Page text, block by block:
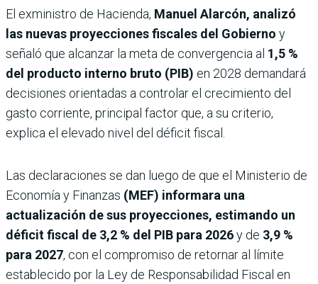
El exministro de Hacienda, Manuel Alarcón, analizó
las nuevas proyecciones fiscales del Gobierno y
señaló que alcanzar la meta de convergencia al 1,5 %
del producto interno bruto (PIB) en 2028 demandará
decisiones orientadas a controlar el crecimiento del
gasto corriente, principal factor que, a su criterio,
explica el elevado nivel del déficit fiscal.
Las declaraciones se dan luego de que el Ministerio de
Economía y Finanzas (MEF) informara una
actualización de sus proyecciones, estimando un
déficit fiscal de 3,2 % del PIB para 2026y de 3,9 %
para 2027, con el compromiso de retornar al límite
establecido por la Ley de Responsabilidad Fiscal en